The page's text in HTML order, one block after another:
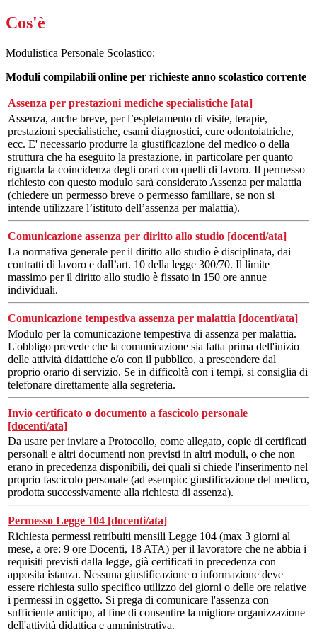
Cos'è
Modulistica Personale Scolastico:
Moduli compilabili online per richieste anno scolastico corrente
Assenza per prestazioni mediche specialistiche [ata]
Assenza, anche breve, per l’espletamento di visite, terapie,
prestazioni specialistiche, esami diagnostici, cure odontoiatriche,
ecc. E' necessario produrre la giustificazione del medico o della
struttura che ha eseguito la prestazione, in particolare per quanto
riguarda la coincidenza degli orari con quelli di lavoro. Il permesso
richiesto con questo modulo sarà considerato Assenza per malattia
(chiedere un permesso breve o permesso familiare, se non si
intende utilizzare l’istituto dell’assenza per malattia).
Comunicazione assenza per diritto allo studio [docenti/ata]
La normativa generale per il diritto allo studio è disciplinata, dai
contratti di lavoro e dall’art. 10 della legge 300/70. Il limite
massimo per il diritto allo studio è fissato in 150 ore annue
individuali.
Comunicazione tempestiva assenza per malattia [docenti/ata]
Modulo per la comunicazione tempestiva di assenza per malattia.
L'obbligo prevede che la comunicazione sia fatta prima dell'inizio
delle attività didattiche e/o con il pubblico, a prescendere dal
proprio orario di servizio. Se in difficoltà con i tempi, si consiglia di
telefonare direttamente alla segreteria.
Invio certificato o documento a fascicolo personale
[docenti/ata]
Da usare per inviare a Protocollo, come allegato, copie di certificati
personali e altri documenti non previsti in altri moduli, o che non
erano in precedenza disponibili, dei quali si chiede l'inserimento nel
proprio fascicolo personale (ad esempio: giustificazione del medico,
prodotta successivamente alla richiesta di assenza).
Permesso Legge 104 [docenti/ata]
Richiesta permessi retribuiti mensili Legge 104 (max 3 giorni al
mese, a ore: 9 ore Docenti, 18 ATA) per il lavoratore che ne abbia i
requisiti previsti dalla legge, già certificati in precedenza con
apposita istanza. Nessuna giustificazione o informazione deve
essere richiesta sullo specifico utilizzo dei giorni o delle ore relative
i permessi in oggetto. Si prega di comunicare l'assenza con
sufficiente anticipo, al fine di consentire la migliore organizzazione
dell'attività didattica e amministrativa.